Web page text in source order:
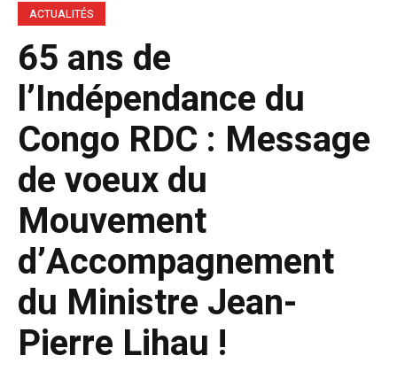
ACTUALITÉS
65 ans de
l’Indépendance du
Congo RDC : Message
de voeux du
Mouvement
d’Accompagnement
du Ministre Jean-
Pierre Lihau !